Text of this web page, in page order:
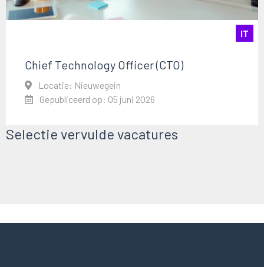
Selectie vervulde vacatures
IT
Chief Technology Officer (CTO)
Locatie: Nieuwegein
Gepubliceerd op: 05 juni 2026